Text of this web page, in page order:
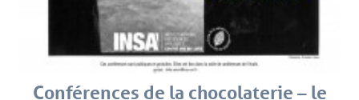
Conférences de la chocolaterie – le